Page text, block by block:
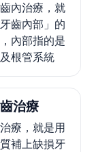
內治療，就
齒內部」的
內部指的是
根管系統
治療
療，就是用
補上缺損牙